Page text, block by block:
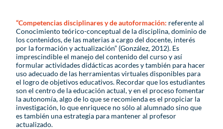
“Competencias disciplinares y de autoformación: referente al
Conocimiento teórico-conceptual de la disciplina, dominio de
los contenidos, de las materias a cargo del docente, interés
por la formación y actualización” (González, 2012). Es
imprescindible el manejo del contenido del curso y así
formular actividades didácticas acordes y también para hacer
uso adecuado de las herramientas virtuales disponibles para
el logro de objetivos educativos. Recordar que los estudiantes
son el centro de la educación actual, y en el proceso fomentar
la autonomía, algo de lo que se recomienda es el propiciar la
investigación, lo que enriquece no sólo al alumnado sino que
es también una estrategia para mantener al profesor
actualizado.